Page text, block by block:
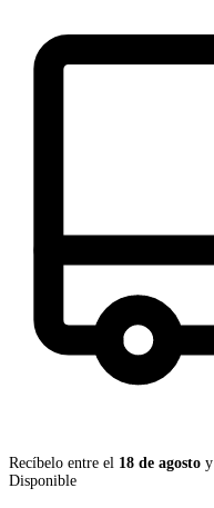
Recíbelo entre el 18 de agosto y
Disponible